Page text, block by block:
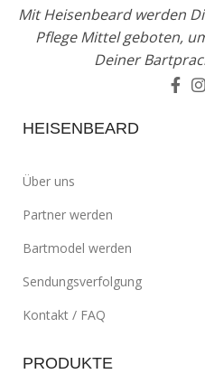
Mit Heisenbeard werden
Pflege Mittel geboten,
Deiner
HEISENBEARD
Über uns
Partner werden
Bartmodel werden
Sendungsverfolgung
Kontakt / FAQ
PRODUKTE